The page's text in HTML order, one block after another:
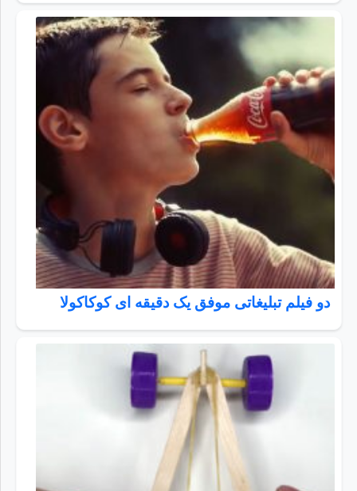
دو فیلم تبلیغاتی موفق یک دقیقه ای کوکاکولا